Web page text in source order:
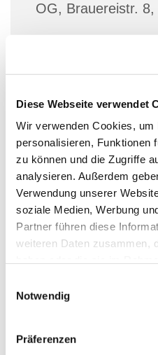
Diese Webseite verwendet
Wir verwenden Cookies, um
personalisieren, Funktionen
zu können und die Zugriffe
analysieren. Außerdem
Verwendung unserer
soziale Medien, Werbung
Partner führen diese
weiteren Daten zusammen,
Notwendig
Präferenzen
OG, Brauereistr.